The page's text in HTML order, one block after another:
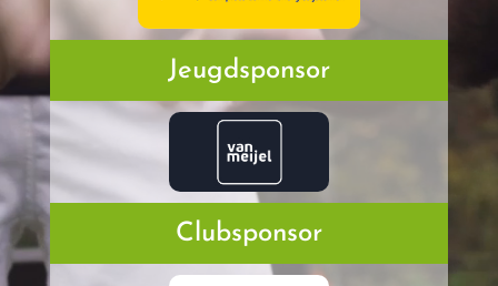
Jeugdsponsor
Clubsponsor